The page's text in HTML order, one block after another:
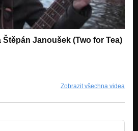
Štěpán Janoušek (Two for Tea)
Zobrazit všechna videa